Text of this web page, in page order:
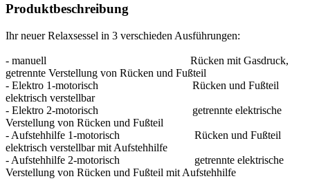
Produktbeschreibung
Ihr neuer Relaxsessel in 3 verschieden Ausführungen:
- manuell Rücken mit Gasdruck,
getrennte Verstellung von Rücken und Fußteil
- Elektro 1-motorisch Rücken und Fußteil
elektrisch verstellbar
- Elektro 2-motorisch getrennte elektrische
Verstellung von Rücken und Fußteil
- Aufstehhilfe 1-motorisch Rücken und Fußteil
elektrisch verstellbar mit Aufstehhilfe
- Aufstehhilfe 2-motorisch getrennte elektrische
Verstellung von Rücken und Fußteil mit Aufstehhilfe